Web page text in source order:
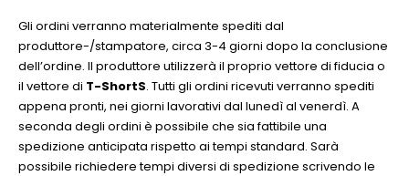
Gli ordini verranno materialmente spediti dal
produttore-/stampatore, circa 3-4 giorni dopo la conclusione
dell’ordine. Il produttore utilizzerà il proprio vettore di fiducia o
il vettore di T-ShortS. Tutti gli ordini ricevuti verranno spediti
appena pronti, nei giorni lavorativi dal lunedì al venerdì. A
seconda degli ordini è possibile che sia fattibile una
spedizione anticipata rispetto ai tempi standard. Sarà
possibile richiedere tempi diversi di spedizione scrivendo le